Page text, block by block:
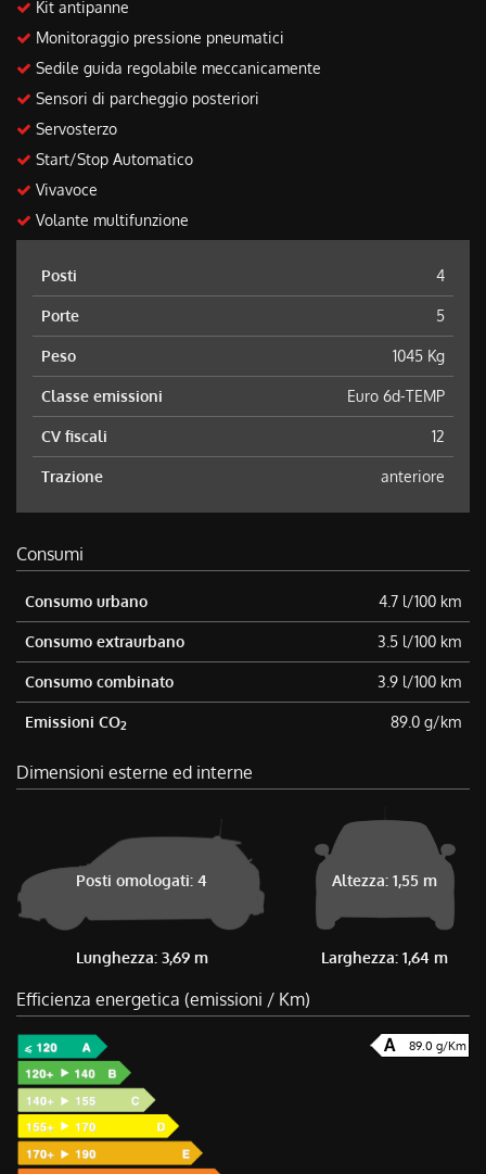
Kit antipanne
Monitoraggio pressione pneumatici
Sedile guida regolabile meccanicamente
Sensori di parcheggio posteriori
Servosterzo
Start/Stop Automatico
Vivavoce
Volante multifunzione
Posti 4
Porte 5
Peso 1045 Kg
Classe emissioni Euro 6d-TEMP
CV fiscali 12
Trazione anteriore
Consumi
Consumo urbano 4.7 l/100 km
Consumo extraurbano 3.5 l/100 km
Consumo combinato 3.9 l/100 km
Emissioni CO2 89.0 g/km
Dimensioni esterne ed interne
Posti omologati: 4
Lunghezza: 3,69 m
Altezza: 1,55 m
Larghezza: 1,64 m
Efficienza energetica (emissioni / Km)
89.0 g/Km